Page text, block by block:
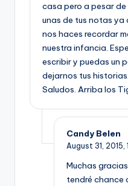
casa pero a pesar
unas de tus notas ya
nos haces recordar
nuestra infancia.
escribir y puedas un
dejarnos tus historias.
Saludos. Arriba los
Candy Belen
August 31, 2015,
Muchas
tendré chance